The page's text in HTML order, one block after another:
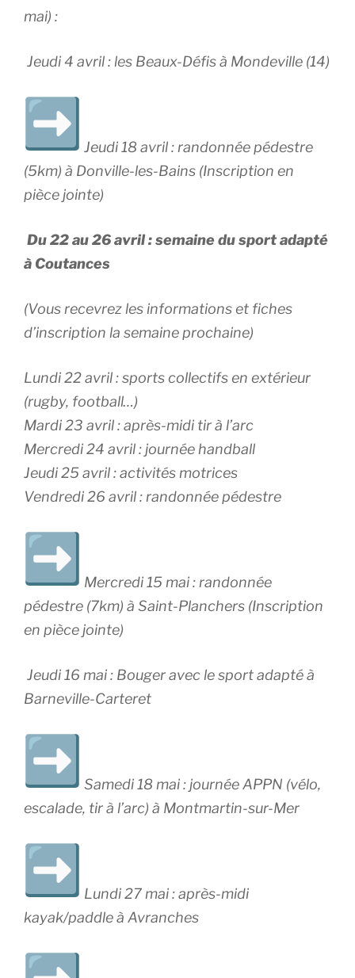
mai) :
Jeudi 4 avril : les Beaux-Défis à Mondeville (14)
Jeudi 18 avril : randonnée pédestre
(5km) à Donville-les-Bains (Inscription en
pièce jointe)
Du 22 au 26 avril : semaine du sport adapté
à Coutances
(Vous recevrez les informations et fiches
d’inscription la semaine prochaine)
Lundi 22 avril : sports collectifs en extérieur
(rugby, football…)
Mardi 23 avril : après-midi tir à l’arc
Mercredi 24 avril : journée handball
Jeudi 25 avril : activités motrices
Vendredi 26 avril : randonnée pédestre
Mercredi 15 mai : randonnée
pédestre (7km) à Saint-Planchers (Inscription
en pièce jointe)
Jeudi 16 mai : Bouger avec le sport adapté à
Barneville-Carteret
Samedi 18 mai : journée APPN (vélo,
escalade, tir à l’arc) à Montmartin-sur-Mer
Lundi 27 mai : après-midi
kayak/paddle à Avranches